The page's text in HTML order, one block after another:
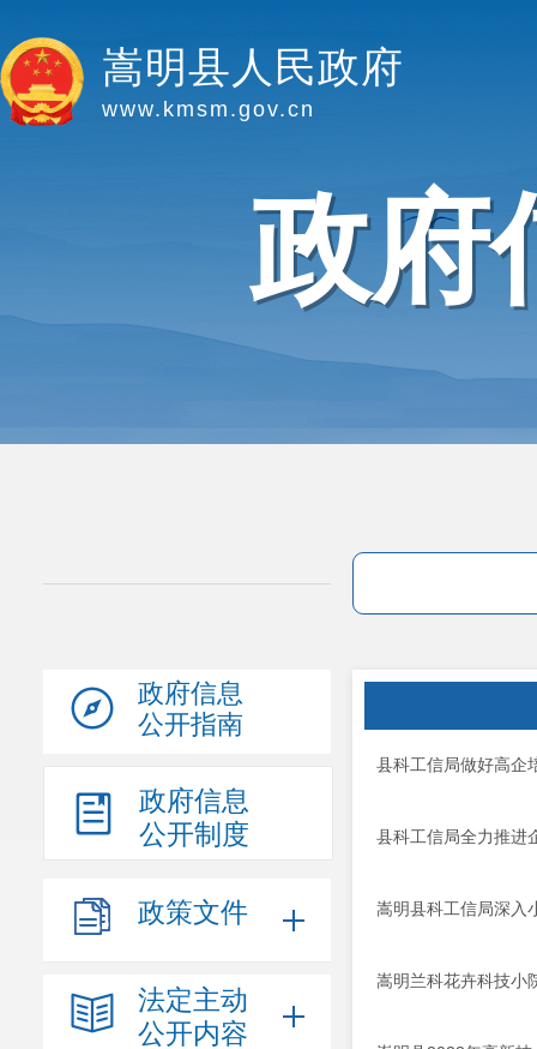
嵩明县人民政府
www.kmsm.gov.cn
政府
政府信息
公开指南
政府信息
公开制度
政策文件
法定主动
公开内容
县科工信局做好高企
县科工信局全力推进
嵩明县科工信局深入
嵩明兰科花卉科技小